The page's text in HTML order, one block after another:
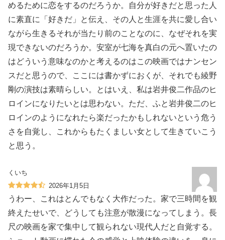
めるために恋をするのだろうか。自分が好きだと思った人
に素直に「好きだ」と伝え、その人と生涯を共に愛し合い
ながら生きるそれが当たり前のことなのに、なぜそれを実
現できないのだろうか。安室が七海を真白の元へ置いたの
はどういう意味なのかと考えるのはこの映画ではナンセン
スだと思うので、ここには書かずにおくが、それでも綾野
剛の演技は素晴らしい。とはいえ、私は岩井俊二作品のヒ
ロインになりたいとは思わない。ただ、ふと岩井俊二のヒ
ロインのようになれたら楽だったかもしれないという危う
さを自覚し、これからもたくましい女として生きていこう
と思う。
くいち
2026年1月5日
うわー、これはとんでもなく大作だった。家で三時間を観
終えたせいで、どうしても注意が散漫になってしまう。長
尺の映画を家で集中して観られない現代人だと自覚する。